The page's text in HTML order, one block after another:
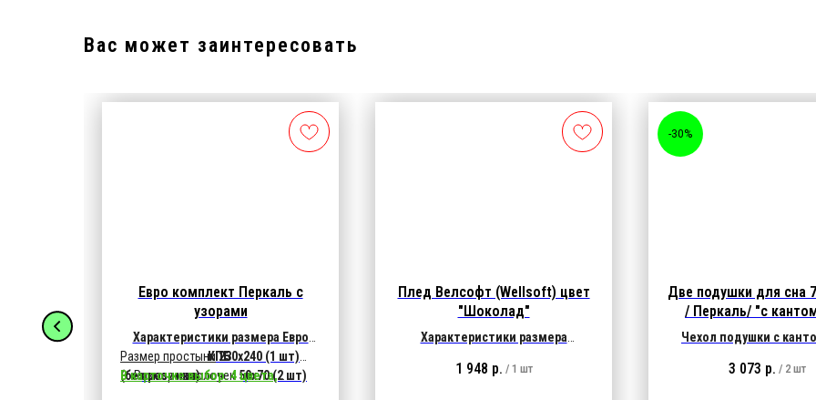
Вас может заинтересовать
Евро комплект Перкаль с
узорами
Характеристики размера Евро
КПБ
Размер наволочек 50х70 (2 шт)
Размер простыни 230х240 (1 шт)
(без резинки)
В карточке выбор: 4 цвета,
Плед Велсофт (Wellsoft) цвет
"Шоколад"
Характеристики размера
1 948 р. / 1 шт
-30%
Две подушки для сна
/ Перкаль/ "с
Чехол подушки с
Характеристики ткани:
3 073 р. / 2 шт